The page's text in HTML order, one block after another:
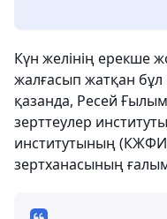
Күн желінің ерекше
жалғасып жатқан бұл
қазанда, Ресей
зерттеулер
институтының
зертханасының